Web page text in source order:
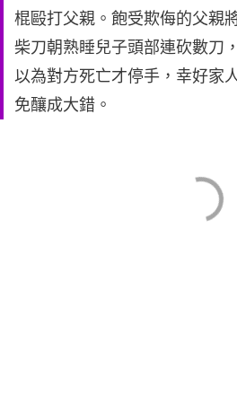
棍毆打父親。飽受欺侮的父親
柴刀朝熟睡兒子頭部連砍數刀
以為對方死亡才停手，幸好家
免釀成大錯。